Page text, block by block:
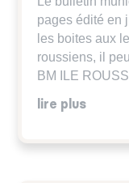
pages édité en
les boites aux
roussiens, il
BM ILE
lire plus